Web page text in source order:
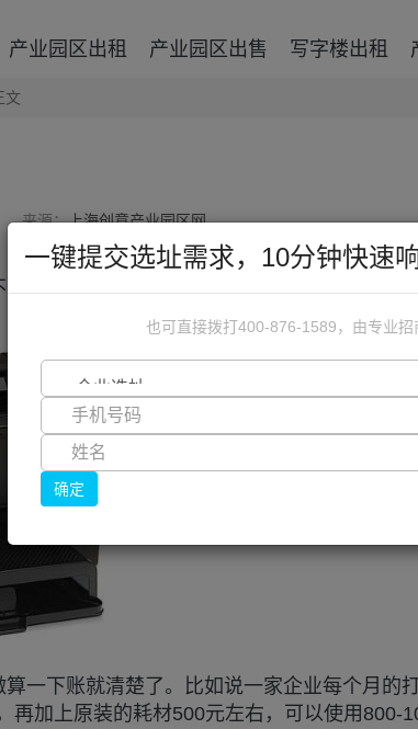
产业园区出租 产业园区出售 写字楼出租
文
来源：上海创意产业园区网
缺少的，通常会有购买和租赁两种形式，所
一下账就清楚了。比如说一家企业每个月的
再加上原装的耗材500元左右，可以使用800-
一键提交选址需求，10分钟快速响
也可直接拨打400-876-1589，由专业招
确定